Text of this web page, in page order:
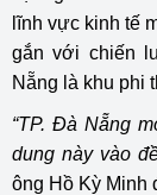
lĩnh vực kinh tế
gắn với chiến
Nẵng là khu phi
“TP. Đà Nẵng
dung này vào
ông Hồ Kỳ Minh